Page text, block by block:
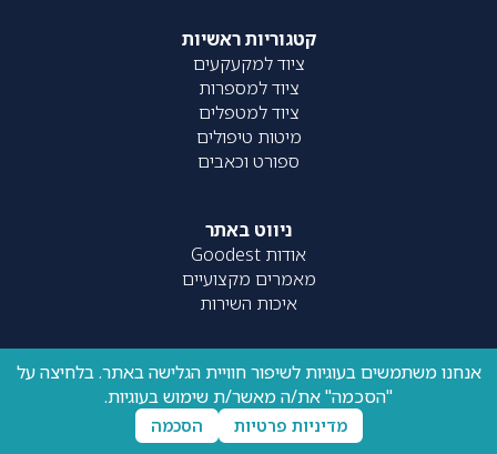
קטגוריות ראשיות
ציוד למקעקעים
ציוד למספרות
ציוד למטפלים
מיטות טיפולים
ספורט וכאבים
ניווט באתר
אודות Goodest
מאמרים מקצועיים
איכות השירות
קישורים חשובים
תנאי שימוש
מדיניות פרטיות
הצהרת נגישות
אנחנו משתמשים בעוגיות לשיפור חוויית הגלישה באתר. בלחיצה על
"הסכמה" את/ה מאשר/ת שימוש בעוגיות.
מדיניות פרטיות הסכמה